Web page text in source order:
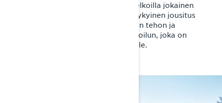
Lynx Xterrain -crossover-moottorikelkoilla jokainen
seikkailu on unohtumaton. Suorituskykyinen jousitus
kohtaa Rotax®-moottorin loputtoman tehon ja
tarkoituksenmukaisen Radien²-muotoilun, joka on
suunniteltu erityisesti pitkille matkoille.